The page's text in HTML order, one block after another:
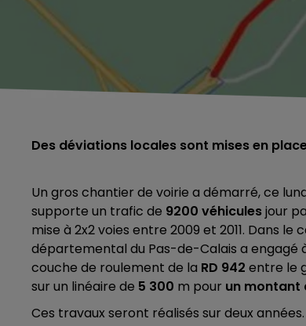
Des déviations locales sont mises en
Un gros chantier de voirie a démarré, ce
supporte un trafic de 9200 véhiculesjour
mise à 2x2 voies entre 2009 et 2011. Dans
départemental du Pas-de-Calais a engagé
couche de roulement de la RD 942 entre le
sur un linéaire de 5 300 m pour un montant
Ces travaux seront réalisés sur deux années.